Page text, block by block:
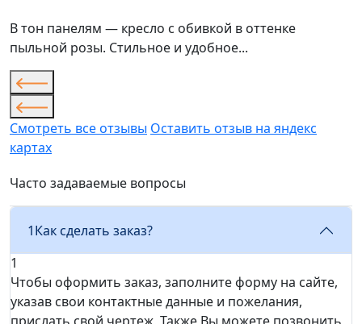
В тон панелям — кресло с обивкой в оттенке
пыльной розы. Стильное и удобное...
Смотреть все отзывы Оставить отзыв на яндекс
картах
Часто задаваемые вопросы
1Как сделать заказ?
1
Чтобы оформить заказ, заполните форму на сайте,
указав свои контактные данные и пожелания,